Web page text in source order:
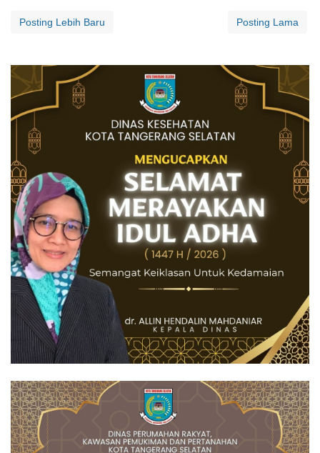
Posting Lebih Baru Posting Lama